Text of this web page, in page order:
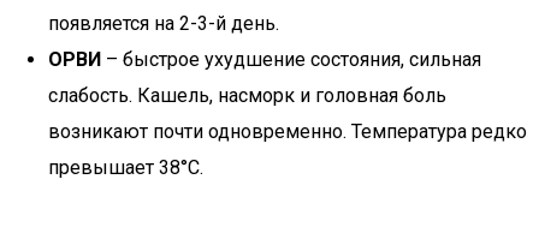
появляется на 2-3-й день.
ОРВИ – быстрое ухудшение состояния, сильная
слабость. Кашель, насморк и головная боль
возникают почти одновременно. Температура редко
превышает 38°С.